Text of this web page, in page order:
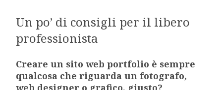
Un po’ di consigli per il libero
professionista
Creare un sito web portfolio è sempre
qualcosa che riguarda un fotografo,